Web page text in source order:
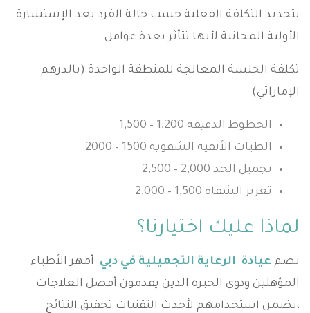
بتحديد التكلفة الفعلية حسب حالة الفرد بعد الإستشارة
الأولية المجانية لأنها تتأثر بعدة عوامل
تكلفة الجلسة المعالجة للمنطقة الواحدة (بالدرهم
الإماراتي)
الخطوط الدقيقة 1,200 – 1,500
الطيات الأنفية الشفوية 1500 – 2000
تجميل الخد 2,000 – 2,500
تعزيز الشفاه 1,500 – 2,000
لماذا عليك اختيارنا؟
تضم عيادة الرعاية التجميلية في دبي أمهر الأطباء
المؤهلين وذوي الخبرة الذين يقدمون أفضل العلاجات
،يضمن استخدامهم لأحدث التقنيات تحقيق النتائج